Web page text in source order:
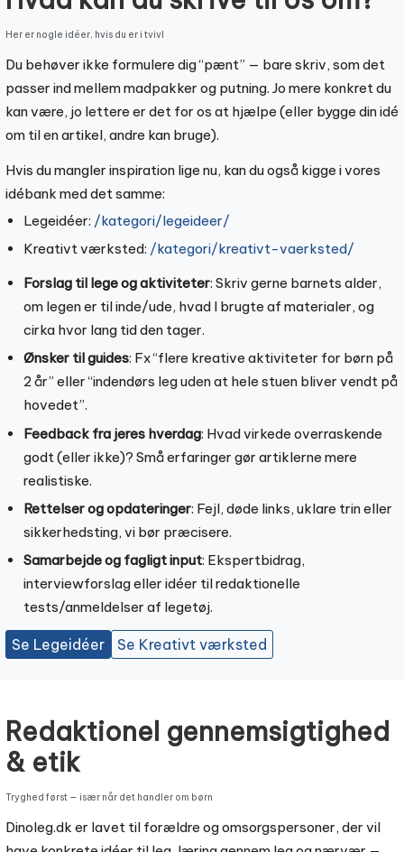
Her er nogle idéer, hvis du er i tvivl
Du behøver ikke formulere dig “pænt” — bare skriv, som det
passer ind mellem madpakker og putning. Jo mere konkret du
kan være, jo lettere er det for os at hjælpe (eller bygge din idé
om til en artikel, andre kan bruge).
Hvis du mangler inspiration lige nu, kan du også kigge i vores
idébank med det samme:
Legeidéer: /kategori/legeideer/
Kreativt værksted: /kategori/kreativt-vaerksted/
Forslag til lege og aktiviteter: Skriv gerne barnets alder,
om legen er til inde/ude, hvad I brugte af materialer, og
cirka hvor lang tid den tager.
Ønsker til guides: Fx “flere kreative aktiviteter for børn på
2 år” eller “indendørs leg uden at hele stuen bliver vendt på
hovedet”.
Feedback fra jeres hverdag: Hvad virkede overraskende
godt (eller ikke)? Små erfaringer gør artiklerne mere
realistiske.
Rettelser og opdateringer: Fejl, døde links, uklare trin eller
sikkerhedsting, vi bør præcisere.
Samarbejde og fagligt input: Ekspertbidrag,
interviewforslag eller idéer til redaktionelle
tests/anmeldelser af legetøj.
Se Legeidéer Se Kreativt værksted
Redaktionel gennemsigtighed
& etik
Tryghed først — især når det handler om børn
Dinoleg.dk er lavet til forældre og omsorgspersoner, der vil